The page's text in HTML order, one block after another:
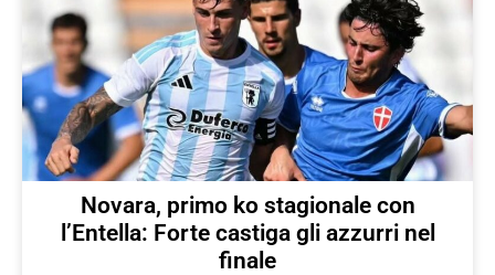
Novara, primo ko stagionale con
l’Entella: Forte castiga gli azzurri nel
finale